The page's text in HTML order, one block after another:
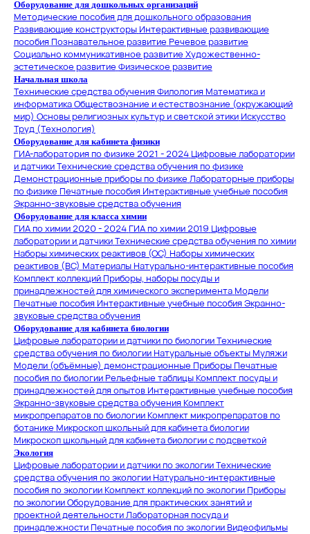
Оборудование для дошкольных организаций
Методические пособия для дошкольного образования
Развивающие конструкторы Интерактивные развивающие
пособияПознавательное развитие Речевое развитие
Социально коммуникативное развитие Художественно-
эстетическое развитие Физическое развитие
Начальная школа
Технические средства обученияФилологияМатематика и
информатикаОбществознание и естествознание (окружающий
мир) Основы религиозных культур и светской этики Искусство
Труд (Технология)
Оборудование для кабинета физики
ГИА-лаборатория по физике 2021 - 2024Цифровые лаборатории
и датчикиТехнические средства обучения по физике
Демонстрационные приборы по физике Лабораторные приборы
по физике Печатные пособия Интерактивные учебные пособия
Экранно-звуковые средства обучения
Оборудование для класса химии
ГИА по химии 2020 - 2024ГИА по химии 2019 Цифровые
лаборатории и датчикиТехнические средства обучения по химии
Наборы химических реактивов (ОС) Наборы химических
реактивов (ВС) МатериалыНатурально-интерактивные пособия
Комплект коллекцийПриборы, наборы посуды и
принадлежностей для химического экспериментаМодели
Печатные пособия Интерактивные учебные пособияЭкранно-
звуковые средства обучения
Оборудование для кабинета биологии
Цифровые лаборатории и датчики по биологииТехнические
средства обучения по биологииНатуральные объектыМуляжи
Модели (объёмные) демонстрационные ПриборыПечатные
пособия по биологииРельефные таблицыКомплект посуды и
принадлежностей для опытов Интерактивные учебные пособия
Экранно-звуковые средства обученияКомплект
микропрепаратов по биологииКомплект микропрепаратов по
ботанике Микроскоп школьный для кабинета биологии
Микроскоп школьный для кабинета биологии с подсветкой
Экология
Цифровые лаборатории и датчики по экологииТехнические
средства обучения по экологииНатурально-интерактивные
пособия по экологииКомплект коллекций по экологииПриборы
по экологииОборудование для практических занятий и
проектной деятельностиЛабораторная посуда и
принадлежностиПечатные пособия по экологииВидеофильмы